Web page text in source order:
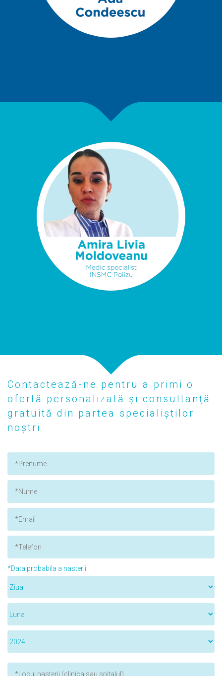
Contactează-ne pentru a primi o
ofertă personalizată și consultanță
gratuită din partea specialiștilor
noștri.
*Data probabila a nasterii